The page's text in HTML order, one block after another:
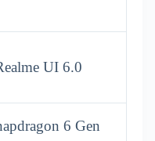
UI 6.0
6 Gen